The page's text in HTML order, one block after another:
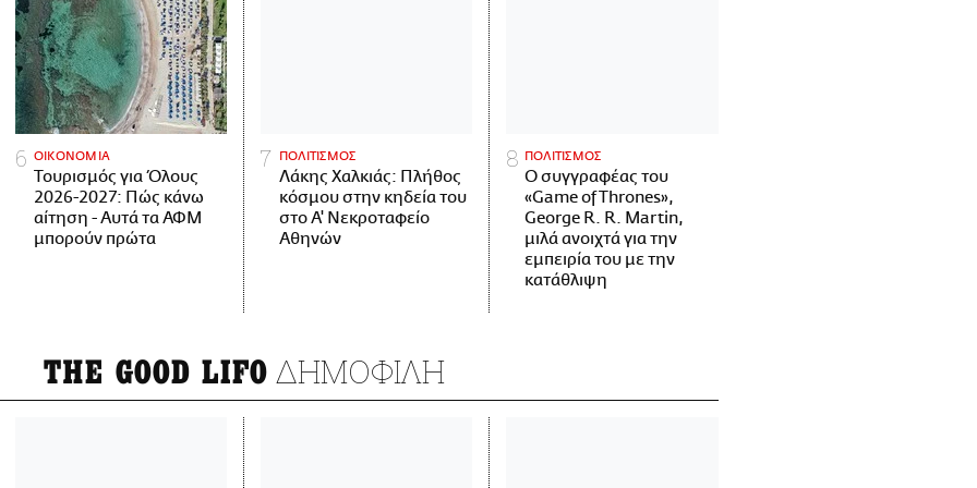
ΟΙΚΟΝΟΜΙΑ
Τουρισμός για Όλους
2026-2027: Πώς κάνω
αίτηση - Αυτά τα ΑΦΜ
μπορούν πρώτα
ΠΟΛΙΤΙΣΜΟΣ
Λάκης Χαλκιάς: Πλήθος
κόσμου στην κηδεία του
στο Α' Νεκροταφείο
Αθηνών
ΠΟΛΙΤΙΣΜΟΣ
Ο συγγραφέας του
«Game of Thrones»,
George R. R. Martin,
μιλά ανοιχτά για την
εμπειρία του με την
κατάθλιψη
THE GOOD LIFO ΔΗΜΟΦΙΛΗ